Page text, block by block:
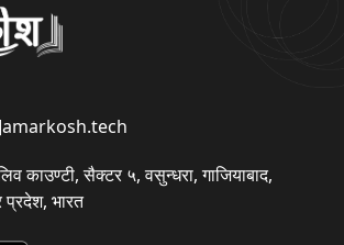
काउण्टी, सैक्टर ५, वसुन्धरा, गाजियाबाद,
भारत